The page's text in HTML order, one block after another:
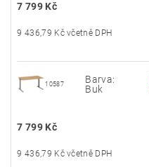
7 799 Kč
9 436,79 Kč včetně DPH
10587
Barva:
Buk
7 799 Kč
9 436,79 Kč včetně DPH